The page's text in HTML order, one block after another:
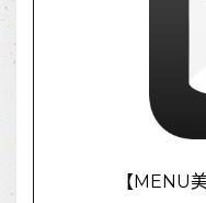
【MENU